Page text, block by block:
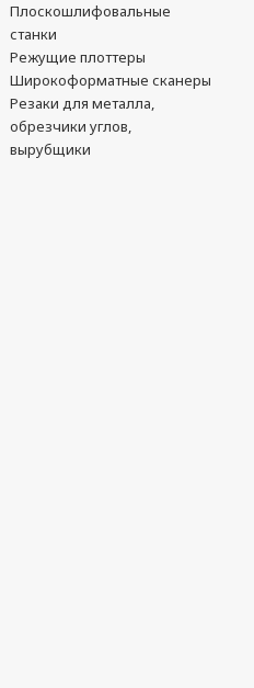
Плоскошлифовальные
станки
Режущие плоттеры
Широкоформатные сканеры
Резаки для металла,
обрезчики углов,
вырубщики